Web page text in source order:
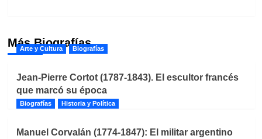
Más Biografías
Arte y Cultura Biografías
Jean-Pierre Cortot (1787-1843). El escultor francés
que marcó su época
Biografías Historia y Política
Manuel Corvalán (1774-1847): El militar argentino